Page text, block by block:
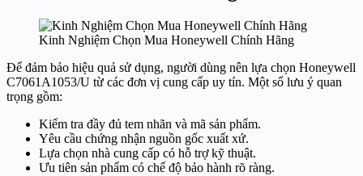
Kinh Nghiệm Chọn Mua Honeywell Chính Hãng
Để đảm bảo hiệu quả sử dụng, người dùng nên lựa chọn Honeywell
C7061A1053/U từ các đơn vị cung cấp uy tín. Một số lưu ý quan
trọng gồm:
Kiểm tra đầy đủ tem nhãn và mã sản phẩm.
Yêu cầu chứng nhận nguồn gốc xuất xứ.
Lựa chọn nhà cung cấp có hỗ trợ kỹ thuật.
Ưu tiên sản phẩm có chế độ bảo hành rõ ràng.